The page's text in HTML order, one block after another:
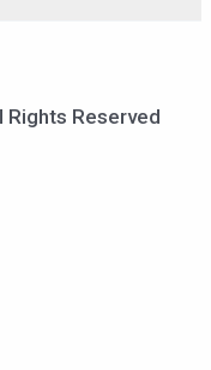
Rights Reserved